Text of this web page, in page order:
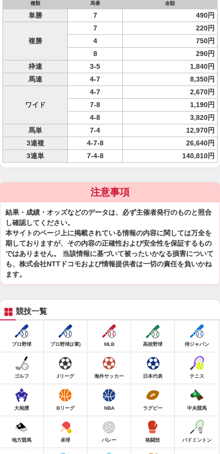
種類 馬番 金額
単勝 7 490円
複勝
7
220円
4
750円
8
290円
枠連
3-5
1,840円
馬連
4-7 8,350円
ワイド
4-7
2,670円
7-8
1,190円
4-8
3,820円
馬単
7-4
12,970円
3連複
4-7-8
26,640円
3連単
7-4-8 140,810円
注意事項
結果・成績・オッズなどのデータは、必ず主催者発行のものと照合
し確認してください。
本サイトのページ上に掲載されている情報の内容に関しては万全を
期しておりますが、その内容の正確性および安全性を保証するもの
ではありません。 当該情報に基づいて被ったいかなる損害について
も、株式会社NTTドコモおよび情報提供者は一切の責任を負いかね
ます。
競技一覧
プロ野球 プロ野球(2軍) MLB 高校野球 侍ジャパン
ゴルフ Jリーグ 海外サッカー 日本代表 テニス
大相撲 Bリーグ NBA ラグビー 中央競馬
地方競馬 卓球 バレー 格闘技 バドミントン